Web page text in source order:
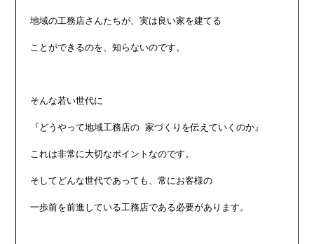
地域の工務店さんたちが、実は良い家を建てる
ことができるのを、知らないのです。
そんな若い世代に
『どうやって地域工務店の 家づくりを伝えていくのか』
これは非常に大切なポイントなのです。
そしてどんな世代であっても、常にお客様の
一歩前を前進している工務店である必要があります。